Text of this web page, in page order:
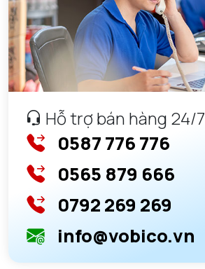
Hỗ trợ bán hàng 24/7
0587 776 776
0565 879 666
0792 269 269
info@vobico.vn